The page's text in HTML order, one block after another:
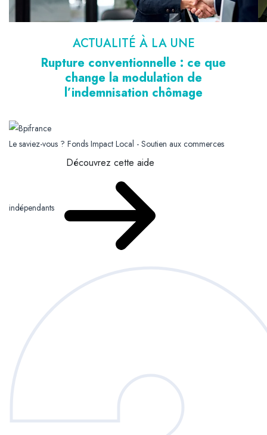
ACTUALITÉ À LA UNE
Rupture conventionnelle : ce que
change la modulation de
l’indemnisation chômage
Le saviez-vous ? Fonds Impact Local - Soutien aux commerces
indépendants
Découvrez cette aide